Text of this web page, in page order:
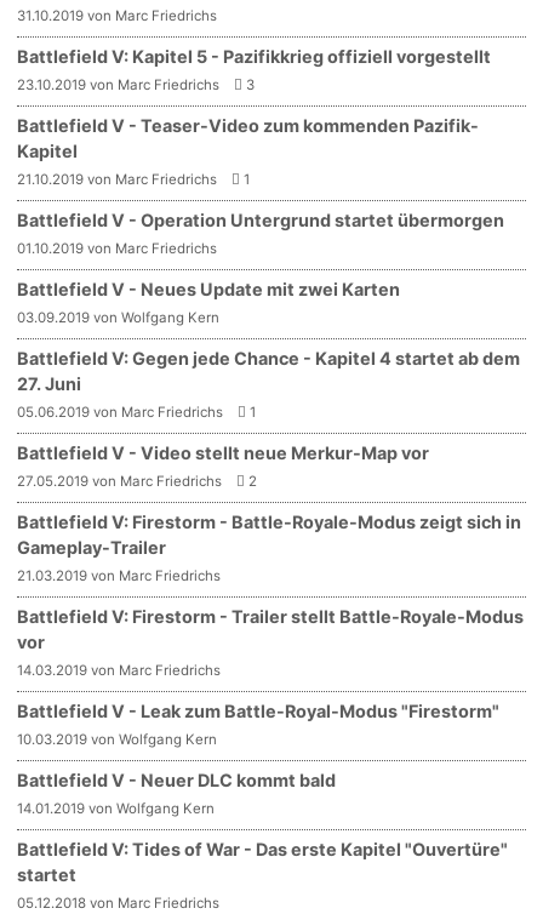
31.10.2019 von Marc Friedrichs
Battlefield V: Kapitel 5 - Pazifikkrieg offiziell vorgestellt
23.10.2019 von Marc Friedrichs 3
Battlefield V - Teaser-Video zum kommenden Pazifik-
Kapitel
21.10.2019 von Marc Friedrichs 1
Battlefield V - Operation Untergrund startet übermorgen
01.10.2019 von Marc Friedrichs
Battlefield V - Neues Update mit zwei Karten
03.09.2019 von Wolfgang Kern
Battlefield V: Gegen jede Chance - Kapitel 4 startet ab dem
27. Juni
05.06.2019 von Marc Friedrichs 1
Battlefield V - Video stellt neue Merkur-Map vor
27.05.2019 von Marc Friedrichs 2
Battlefield V: Firestorm - Battle-Royale-Modus zeigt sich in
Gameplay-Trailer
21.03.2019 von Marc Friedrichs
Battlefield V: Firestorm - Trailer stellt Battle-Royale-Modus
vor
14.03.2019 von Marc Friedrichs
Battlefield V - Leak zum Battle-Royal-Modus "Firestorm"
10.03.2019 von Wolfgang Kern
Battlefield V - Neuer DLC kommt bald
14.01.2019 von Wolfgang Kern
Battlefield V: Tides of War - Das erste Kapitel "Ouvertüre"
startet
05.12.2018 von Marc Friedrichs